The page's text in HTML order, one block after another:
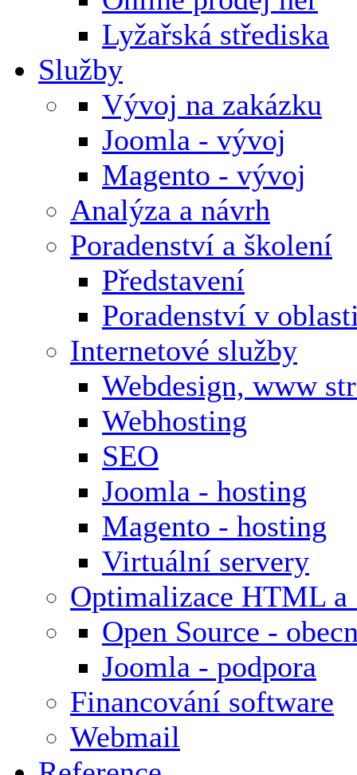
Lyžařská střediska
Služby
Vývoj na zakázku
Joomla - vývoj
Magento - vývoj
Analýza a návrh
Poradenství a školení
Představení
Poradenství v
Internetové služby
Webdesign, www
Webhosting
SEO
Joomla - hosting
Magento - hosting
Virtuální servery
Optimalizace HTML a
Open Source -
Joomla - podpora
Financování software
Webmail